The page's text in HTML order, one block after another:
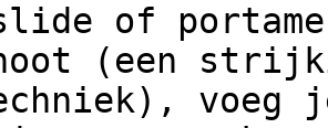
​​slide of
(een
voeg